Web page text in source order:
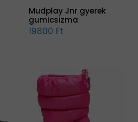
Mudplay Jnr gyerek
gumicsizma
19800 Ft